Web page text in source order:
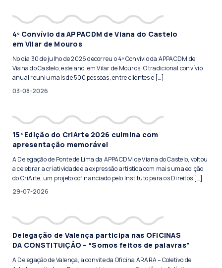
4º Convívio da APPACDM de Viana do Castelo
em Vilar de Mouros
No dia 30 de julho de 2026 decorreu o 4º Convívio da APPACDM de
Viana do Castelo, este ano, em Vilar de Mouros. O tradicional convívio
anual reuniu mais de 500 pessoas, entre clientes e […]
03-08-2026
15ª Edição do CriArte 2026 culmina com
apresentação memorável
A Delegação de Ponte de Lima da APPACDM de Viana do Castelo, voltou
a celebrar a criatividade e a expressão artística com mais uma edição
do CriArte, um projeto cofinanciado pelo Instituto para os Direitos […]
29-07-2026
Delegação de Valença participa nas OFICINAS
DA CONSTITUIÇÃO – “Somos feitos de palavras”
A Delegação de Valença, a convite da Oficina ARARA – Coletivo de